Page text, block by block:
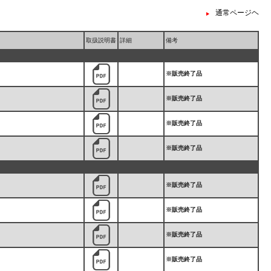
通常ページヘ
取扱説明書 詳細 備考
※販売終了品
※販売終了品
※販売終了品
※販売終了品
※販売終了品
※販売終了品
※販売終了品
※販売終了品